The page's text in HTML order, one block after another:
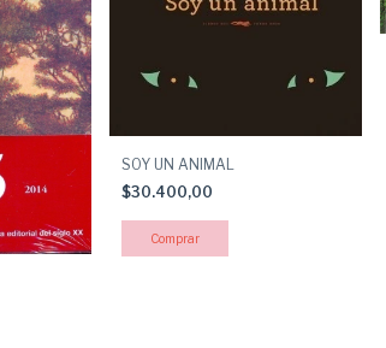
SOY UN ANIMAL
$30.400,00